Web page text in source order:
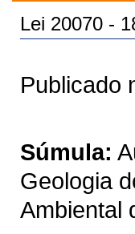
Lei 20070 -
Publicado
Súmula:
Geologia
Ambiental